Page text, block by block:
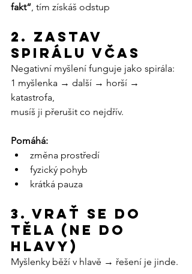
fakt“, tím získáš odstup
2. Zastav
spirálu včas
Negativní myšlení funguje jako spirála:
1 myšlenka → další → horší →
katastrofa,
musíš ji přerušit co nejdřív.
Pomáhá:
změna prostředí
fyzický pohyb
krátká pauza
3. Vrať se do
těla (ne do
hlavy)
Myšlenky běží v hlavě → řešení je jinde.